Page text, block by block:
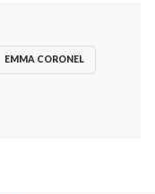
EMMA CORONEL